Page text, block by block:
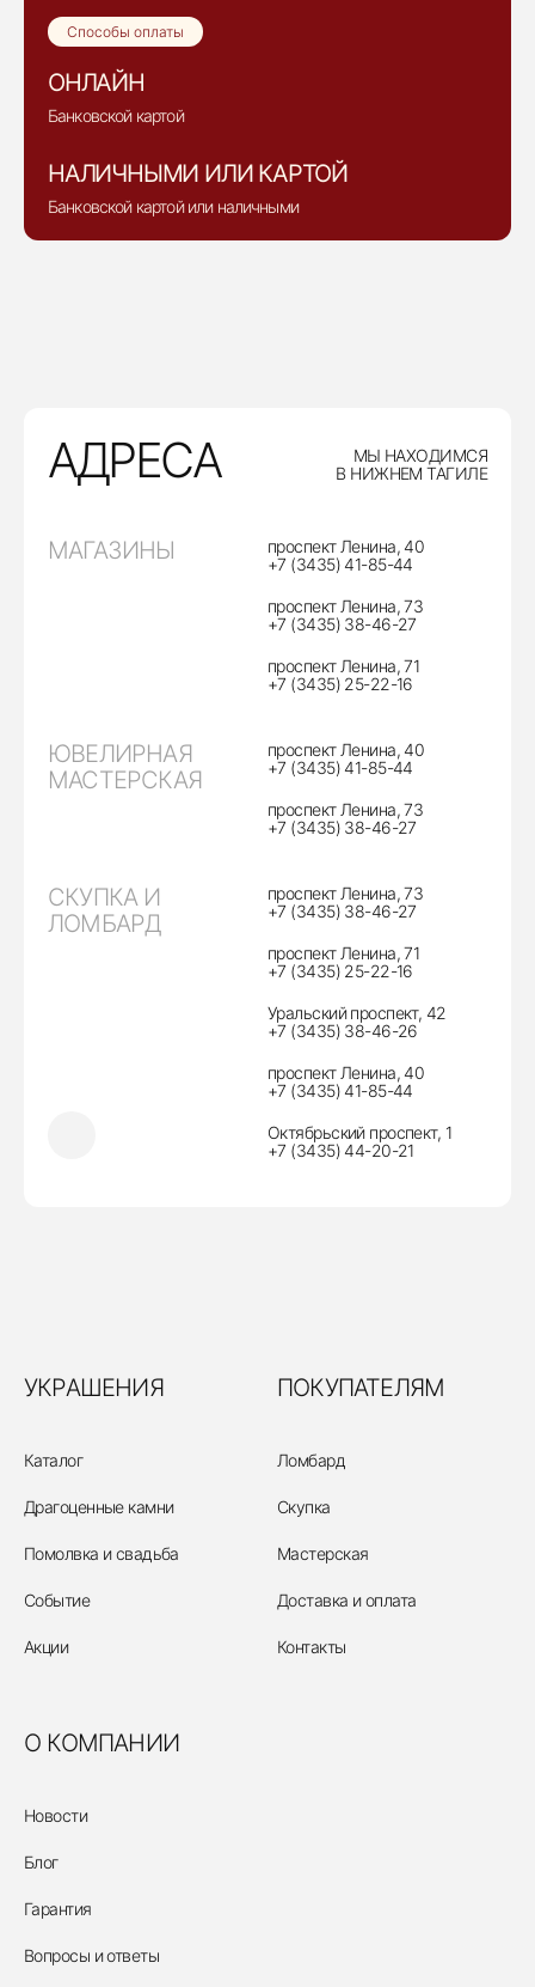
Способы оплаты
ОНЛАЙН
Банковской картой
НАЛИЧНЫМИ ИЛИ КАРТОЙ
Банковской картой или наличными
АДРЕСА
МЫ НАХОДИМСЯ
В НИЖНЕМ ТАГИЛЕ
МАГАЗИНЫ
проспект Ленина, 40
+7 (3435) 41-85-44
проспект Ленина, 73
+7 (3435) 38-46-27
проспект Ленина, 71
+7 (3435) 25-22-16
ЮВЕЛИРНАЯ
МАСТЕРСКАЯ
проспект Ленина, 40
+7 (3435) 41-85-44
проспект Ленина, 73
+7 (3435) 38-46-27
СКУПКА И
ЛОМБАРД
проспект Ленина, 73
+7 (3435) 38-46-27
проспект Ленина, 71
+7 (3435) 25-22-16
Уральский проспект, 42
+7 (3435) 38-46-26
проспект Ленина, 40
+7 (3435) 41-85-44
Октябрьский проспект, 1
+7 (3435) 44-20-21
УКРАШЕНИЯ
Каталог
Драгоценные камни
Помолвка и свадьба
Событие
Акции
ПОКУПАТЕЛЯМ
Ломбард
Скупка
Мастерская
Доставка и оплата
Контакты
О КОМПАНИИ
Новости
Блог
Гарантия
Вопросы и ответы